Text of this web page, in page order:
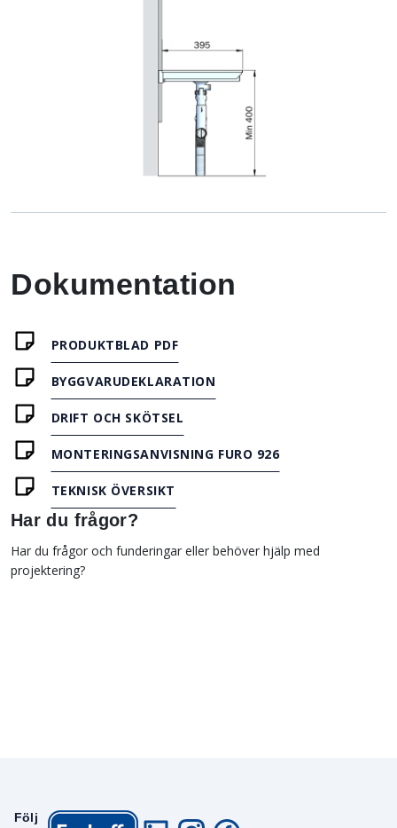
Dokumentation
PRODUKTBLAD PDF
BYGGVARUDEKLARATION
DRIFT OCH SKÖTSEL
MONTERINGSANVISNING FURO 926
TEKNISK ÖVERSIKT
Har du frågor?
Har du frågor och funderingar eller behöver hjälp med
projektering?
Följ